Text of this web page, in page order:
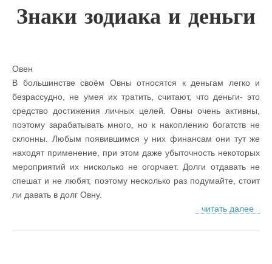
Знаки зодиака и деньги
Овен
В большинстве своём Овны относятся к деньгам легко и
безрассудно, не умея их тратить, считают, что деньги- это
средство достижения личных целей. Овны очень активны,
поэтому зарабатывать много, но к накоплению богатств не
склонны. Любым появившимся у них финансам они тут же
находят применение, при этом даже убыточность некоторых
мероприятий их нисколько не огорчает. Долги отдавать не
спешат и не любят, поэтому несколько раз подумайте, стоит
ли давать в долг Овну.
читать далее